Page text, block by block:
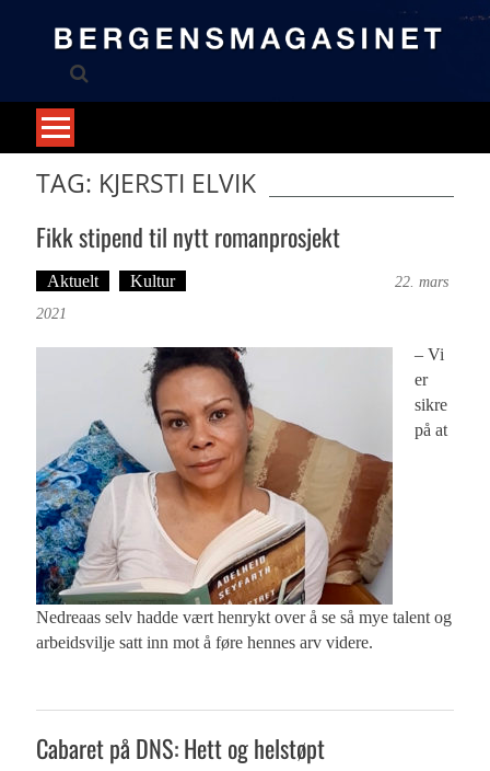
TAG: KJERSTI ELVIK
Fikk stipend til nytt romanprosjekt
Aktuelt Kultur
22. mars
2021
– Vi
er
sikre
på at
Nedreaas selv hadde vært henrykt over å se så mye talent og
arbeidsvilje satt inn mot å føre hennes arv videre.
Cabaret på DNS: Hett og helstøpt